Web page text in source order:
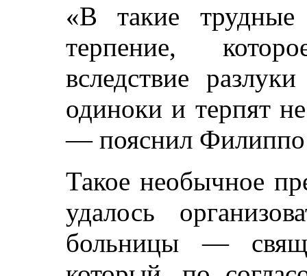
«В такие
терпение,
вследствие
одиноки и терпят
— пояснил Филиппо
Такое необычное
удалось
больницы —